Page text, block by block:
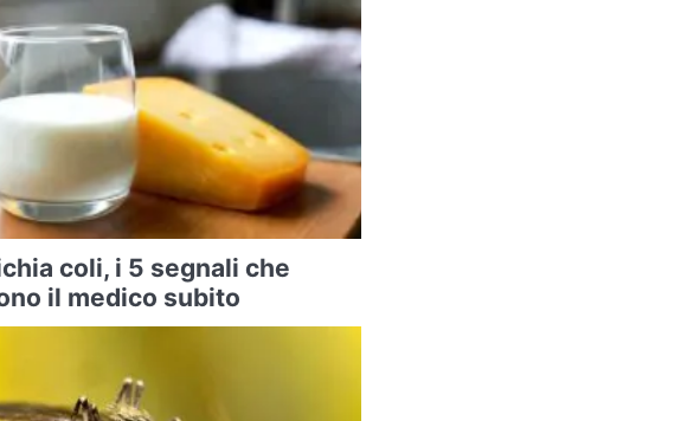
coli, i 5 segnali che
il medico subito